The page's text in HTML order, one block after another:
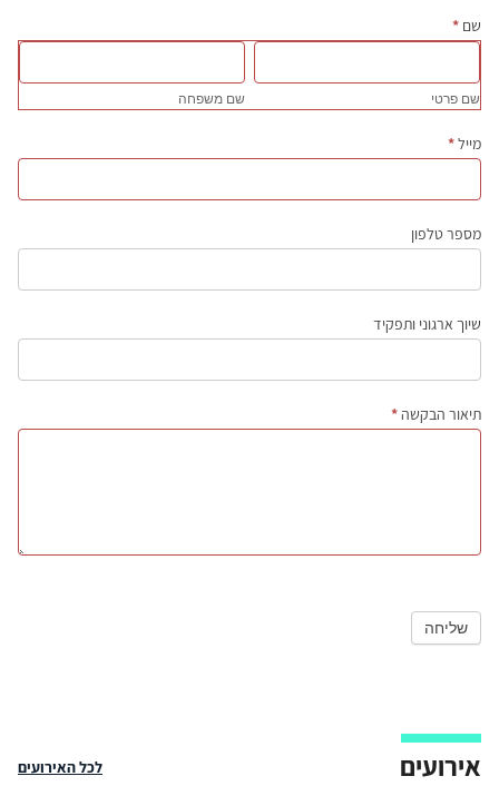
טופס
מידע
שם *
שם
פרטי
שם פרטי
שם
משפחה
שם משפחה
מייל*
מספר טלפון
שיוך ארגוני ותפקיד
תיאור הבקשה*
שליחה
אירועים לכל האירועים